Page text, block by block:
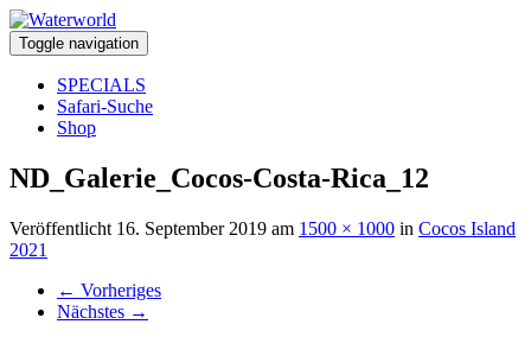
Toggle navigation
SPECIALS
Safari-Suche
Shop
ND_Galerie_Cocos-Costa-Rica_12
Veröffentlicht 16. September 2019 am 1500 × 1000 in Cocos Island
2021
← Vorheriges
Nächstes →